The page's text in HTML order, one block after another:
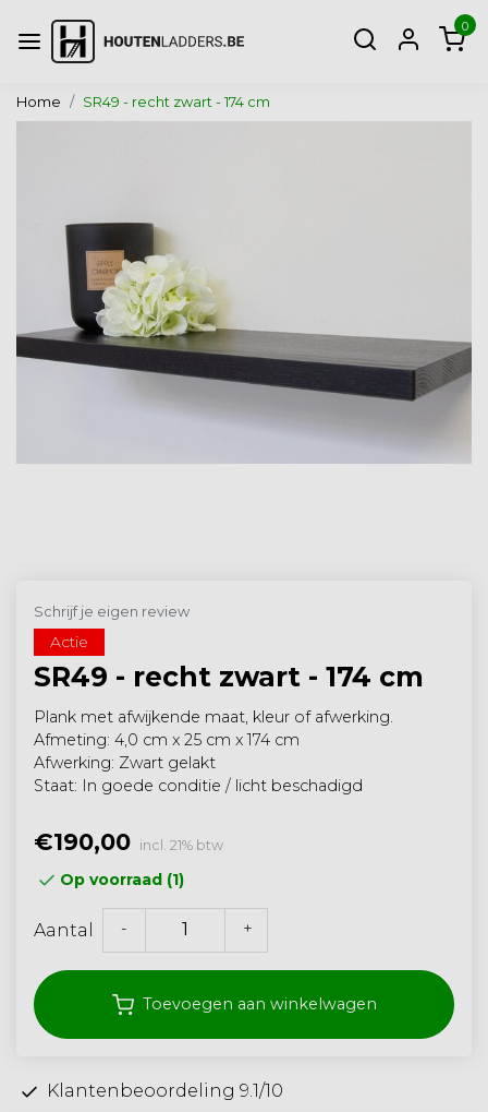
0
Home SR49 - recht zwart - 174 cm
Schrijf je eigen review
Actie
SR49 - recht zwart - 174 cm
Plank met afwijkende maat, kleur of afwerking.
Afmeting: 4,0 cm x 25 cm x 174 cm
Afwerking: Zwart gelakt
Staat: In goede conditie / licht beschadigd
€190,00 incl. 21% btw
Op voorraad (1)
Aantal - +
Toevoegen aan winkelwagen
Klantenbeoordeling 9.1/10